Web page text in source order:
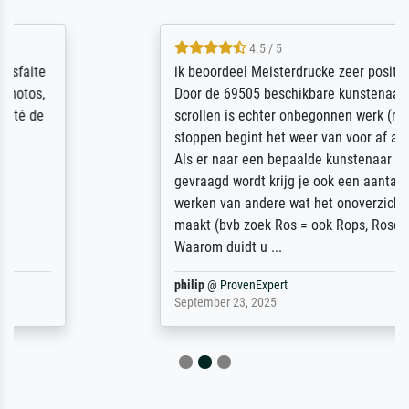
4.5 / 5
ik beoordeel Meisterdrucke zeer positief.
Door de 69505 beschikbare kunstenaars
scrollen is echter onbegonnen werk (na
stoppen begint het weer van voor af aan).
Als er naar een bepaalde kunstenaar
gevraagd wordt krijg je ook een aantal
werken van andere wat het onoverzichtelijk
maakt (bvb zoek Ros = ook Rops, Rose etc).
Waarom duidt u ...
ProvenExpert
September 23, 2025